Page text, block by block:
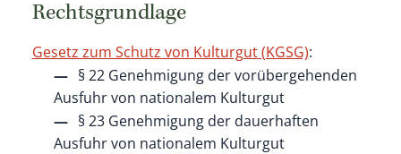
Rechtsgrundlage
Gesetz zum Schutz von Kulturgut(KGSG):
§ 22 Genehmigung der vorübergehenden
Ausfuhr von nationalem Kulturgut
§ 23 Genehmigung der dauerhaften
Ausfuhr von nationalem Kulturgut